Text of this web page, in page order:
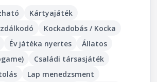
Kártyajáték
Kockadobás / Kocka
Év játéka nyertes
Állatos
Családi társasjáték
Lap menedzsment